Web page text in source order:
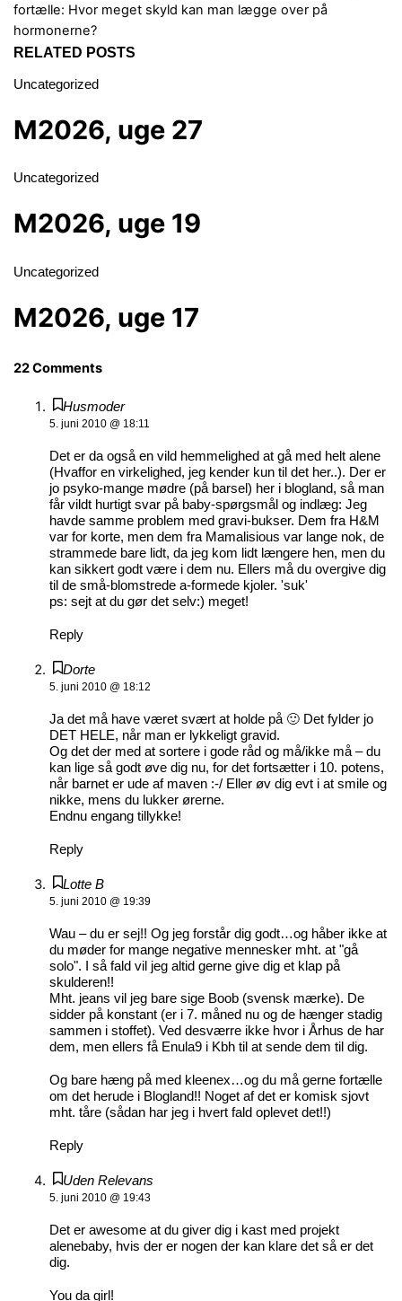
fortælle: Hvor meget skyld kan man lægge over på
hormonerne?
RELATED POSTS
Uncategorized
M2026, uge 27
Uncategorized
M2026, uge 19
Uncategorized
M2026, uge 17
22 Comments
Husmoder
5. juni 2010 @ 18:11
Det er da også en vild hemmelighed at gå med helt alene
(Hvaffor en virkelighed, jeg kender kun til det her..). Der er
jo psyko-mange mødre (på barsel) her i blogland, så man
får vildt hurtigt svar på baby-spørgsmål og indlæg: Jeg
havde samme problem med gravi-bukser. Dem fra H&M
var for korte, men dem fra Mamalisious var lange nok, de
strammede bare lidt, da jeg kom lidt længere hen, men du
kan sikkert godt være i dem nu. Ellers må du overgive dig
til de små-blomstrede a-formede kjoler. 'suk'
ps: sejt at du gør det selv:) meget!
Reply
Dorte
5. juni 2010 @ 18:12
Ja det må have været svært at holde på 🙂 Det fylder jo
DET HELE, når man er lykkeligt gravid.
Og det der med at sortere i gode råd og må/ikke må – du
kan lige så godt øve dig nu, for det fortsætter i 10. potens,
når barnet er ude af maven :-/ Eller øv dig evt i at smile og
nikke, mens du lukker ørerne.
Endnu engang tillykke!
Reply
Lotte B
5. juni 2010 @ 19:39
Wau – du er sej!! Og jeg forstår dig godt…og håber ikke at
du møder for mange negative mennesker mht. at "gå
solo". I så fald vil jeg altid gerne give dig et klap på
skulderen!!
Mht. jeans vil jeg bare sige Boob (svensk mærke). De
sidder på konstant (er i 7. måned nu og de hænger stadig
sammen i stoffet). Ved desværre ikke hvor i Århus de har
dem, men ellers få Enula9 i Kbh til at sende dem til dig.
Og bare hæng på med kleenex…og du må gerne fortælle
om det herude i Blogland!! Noget af det er komisk sjovt
mht. tåre (sådan har jeg i hvert fald oplevet det!!)
Reply
Uden Relevans
5. juni 2010 @ 19:43
Det er awesome at du giver dig i kast med projekt
alenebaby, hvis der er nogen der kan klare det så er det
dig.
You da girl!